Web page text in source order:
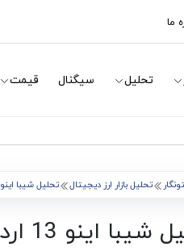
ما
تحلیل سیگنال قیمت
تحلیل بازار ارز دیجیتال تحلیل شیبا اینو
13 اردیبهشت 1405 ؛ از صعود تا اصلاح